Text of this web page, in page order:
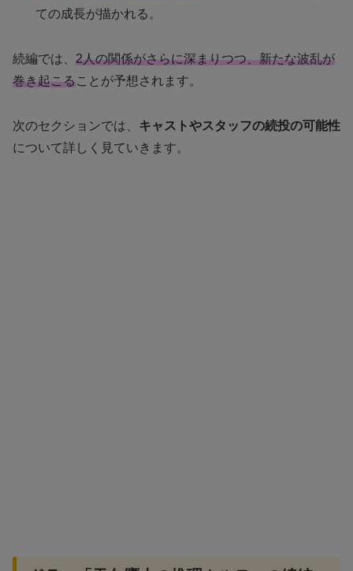
ての成長が描かれる。
続編では、 2人の関係がさらに深まりつつ、新たな波乱が
巻き起こることが予想されます。
次のセクションでは、 キャストやスタッフの続投の可能性
について詳しく見ていきます。